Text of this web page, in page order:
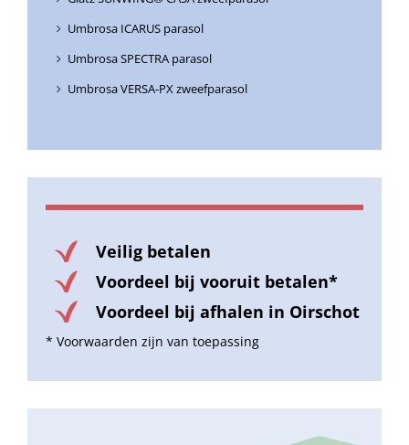
Umbrosa ICARUS parasol
Umbrosa SPECTRA parasol
Umbrosa VERSA-PX zweefparasol
Veilig betalen
Voordeel bij vooruit betalen*
Voordeel bij afhalen in Oirschot
* Voorwaarden zijn van toepassing